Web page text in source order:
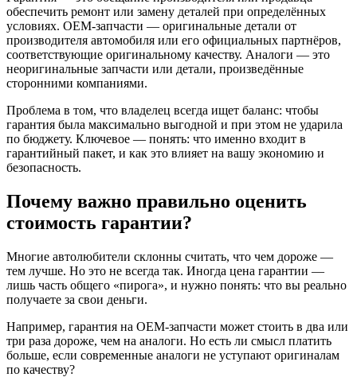
обеспечить ремонт или замену деталей при определённых
условиях. OEM‑запчасти — оригинальные детали от
производителя автомобиля или его официальных партнёров,
соответствующие оригинальному качеству. Аналоги — это
неоригинальные запчасти или детали, произведённые
сторонними компаниями.
Проблема в том, что владелец всегда ищет баланс: чтобы
гарантия была максимально выгодной и при этом не ударила
по бюджету. Ключевое — понять: что именно входит в
гарантийный пакет, и как это влияет на вашу экономию и
безопасность.
Почему важно правильно оценить
стоимость гарантии?
Многие автолюбители склонны считать, что чем дороже —
тем лучше. Но это не всегда так. Иногда цена гарантии —
лишь часть общего «пирога», и нужно понять: что вы реально
получаете за свои деньги.
Например, гарантия на OEM‑запчасти может стоить в два или
три раза дороже, чем на аналоги. Но есть ли смысл платить
больше, если современные аналоги не уступают оригиналам
по качеству?